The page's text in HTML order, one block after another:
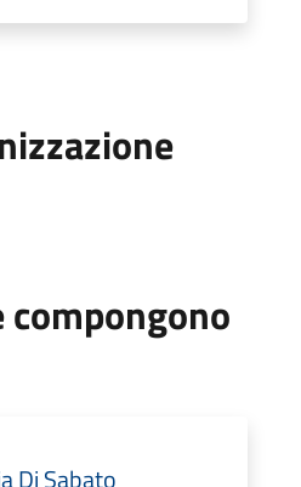
compongono
Di Sabato